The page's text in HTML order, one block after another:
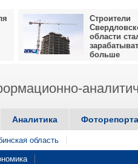
Строители
области
больше
Аналитика
область